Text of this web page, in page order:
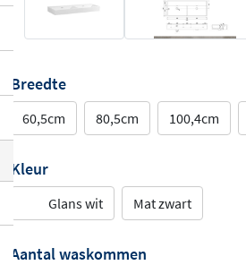
Breedte
60,5cm 80,5cm 100,4cm
Kleur
Glans wit Mat zwart
Aantal waskommen